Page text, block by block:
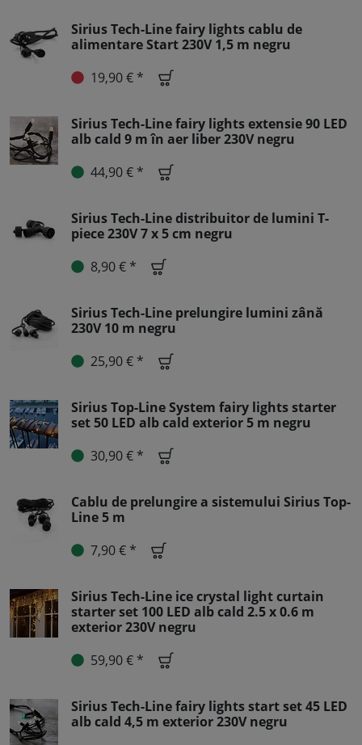
Sirius Tech-Line fairy lights cablu de
alimentare Start 230V 1,5 m negru
19,90 € *
Sirius Tech-Line fairy lights extensie 90 LED
alb cald 9 m în aer liber 230V negru
44,90 € *
Sirius Tech-Line distribuitor de lumini T-
piece 230V 7 x 5 cm negru
8,90 € *
Sirius Tech-Line prelungire lumini zână
230V 10 m negru
25,90 € *
Sirius Top-Line System fairy lights starter
set 50 LED alb cald exterior 5 m negru
30,90 € *
Cablu de prelungire a sistemului Sirius Top-
Line 5 m
7,90 € *
Sirius Tech-Line ice crystal light curtain
starter set 100 LED alb cald 2.5 x 0.6 m
exterior 230V negru
59,90 € *
Sirius Tech-Line fairy lights start set 45 LED
alb cald 4,5 m exterior 230V negru